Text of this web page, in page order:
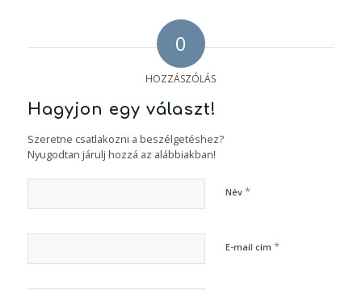
0
HOZZÁSZÓLÁS
Hagyjon egy választ!
Szeretne csatlakozni a beszélgetéshez?
Nyugodtan járulj hozzá az alábbiakban!
Név *
E-mail cím *